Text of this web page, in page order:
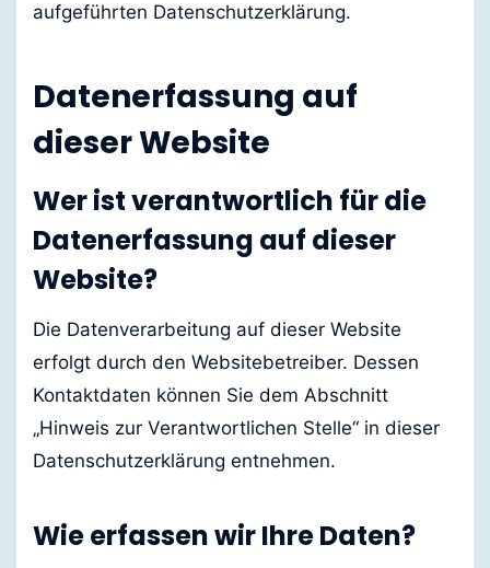
aufgeführten Datenschutzerklärung.
Datenerfassung auf
dieser Website
Wer ist verantwortlich für die
Datenerfassung auf dieser
Website?
Die Datenverarbeitung auf dieser Website
erfolgt durch den Websitebetreiber. Dessen
Kontaktdaten können Sie dem Abschnitt
„Hinweis zur Verantwortlichen Stelle“ in dieser
Datenschutzerklärung entnehmen.
Wie erfassen wir Ihre Daten?